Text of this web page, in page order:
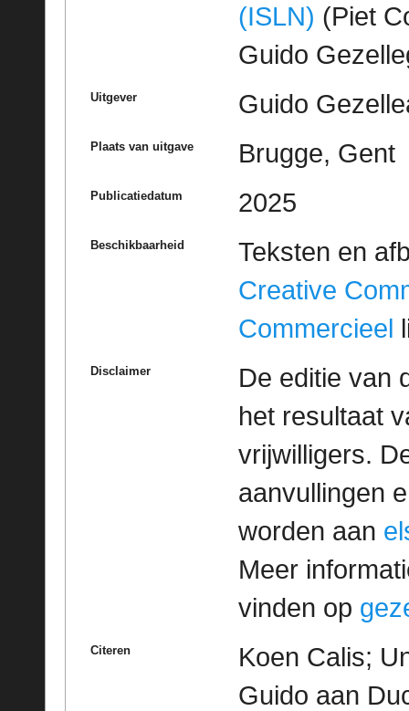
(ISLN) (Piet
Guido
Uitgever Guido
Plaats van uitgave Brugge, Gent
Publicatiedatum 2025
Beschikbaarheid
Teksten en
Creative
Commercieel
Disclaimer
De editie van
het resultaat
vrijwilligers.
aanvullingen
worden aan
Meer
vinden op
Citeren
Koen Calis;
Guido aan